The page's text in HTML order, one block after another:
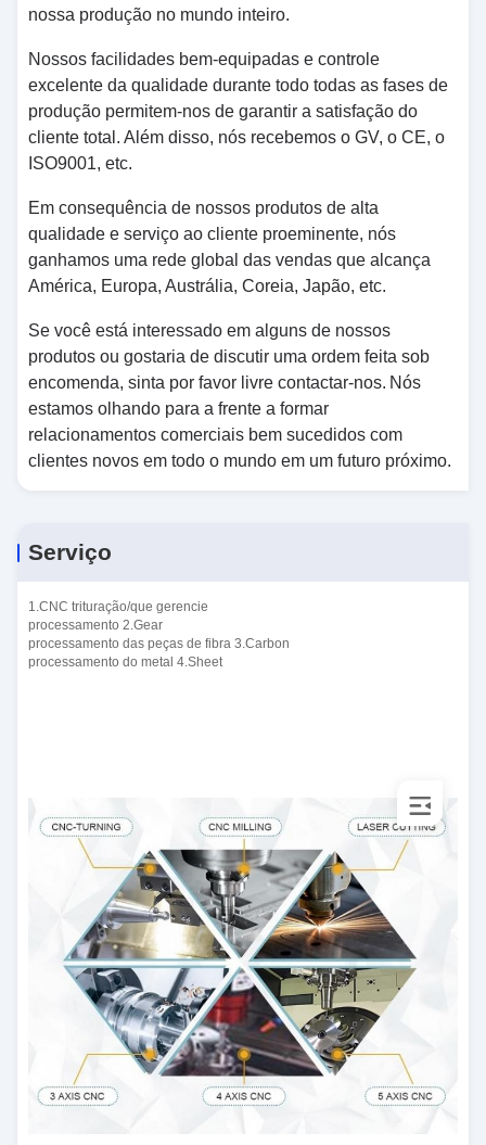
nossa produção no mundo inteiro.
Nossos facilidades bem-equipadas e controle
excelente da qualidade durante todo todas as fases de
produção permitem-nos de garantir a satisfação do
cliente total. Além disso, nós recebemos o GV, o CE, o
ISO9001, etc.
Em consequência de nossos produtos de alta
qualidade e serviço ao cliente proeminente, nós
ganhamos uma rede global das vendas que alcança
América, Europa, Austrália, Coreia, Japão, etc.
Se você está interessado em alguns de nossos
produtos ou gostaria de discutir uma ordem feita sob
encomenda, sinta por favor livre contactar-nos. Nós
estamos olhando para a frente a formar
relacionamentos comerciais bem sucedidos com
clientes novos em todo o mundo em um futuro próximo.
Serviço
1.CNC trituração/que gerencie
processamento 2.Gear
processamento das peças de fibra 3.Carbon
processamento do metal 4.Sheet